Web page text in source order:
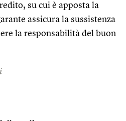
su cui è apposta la
assicura la sussistenza
la responsabilità del buon